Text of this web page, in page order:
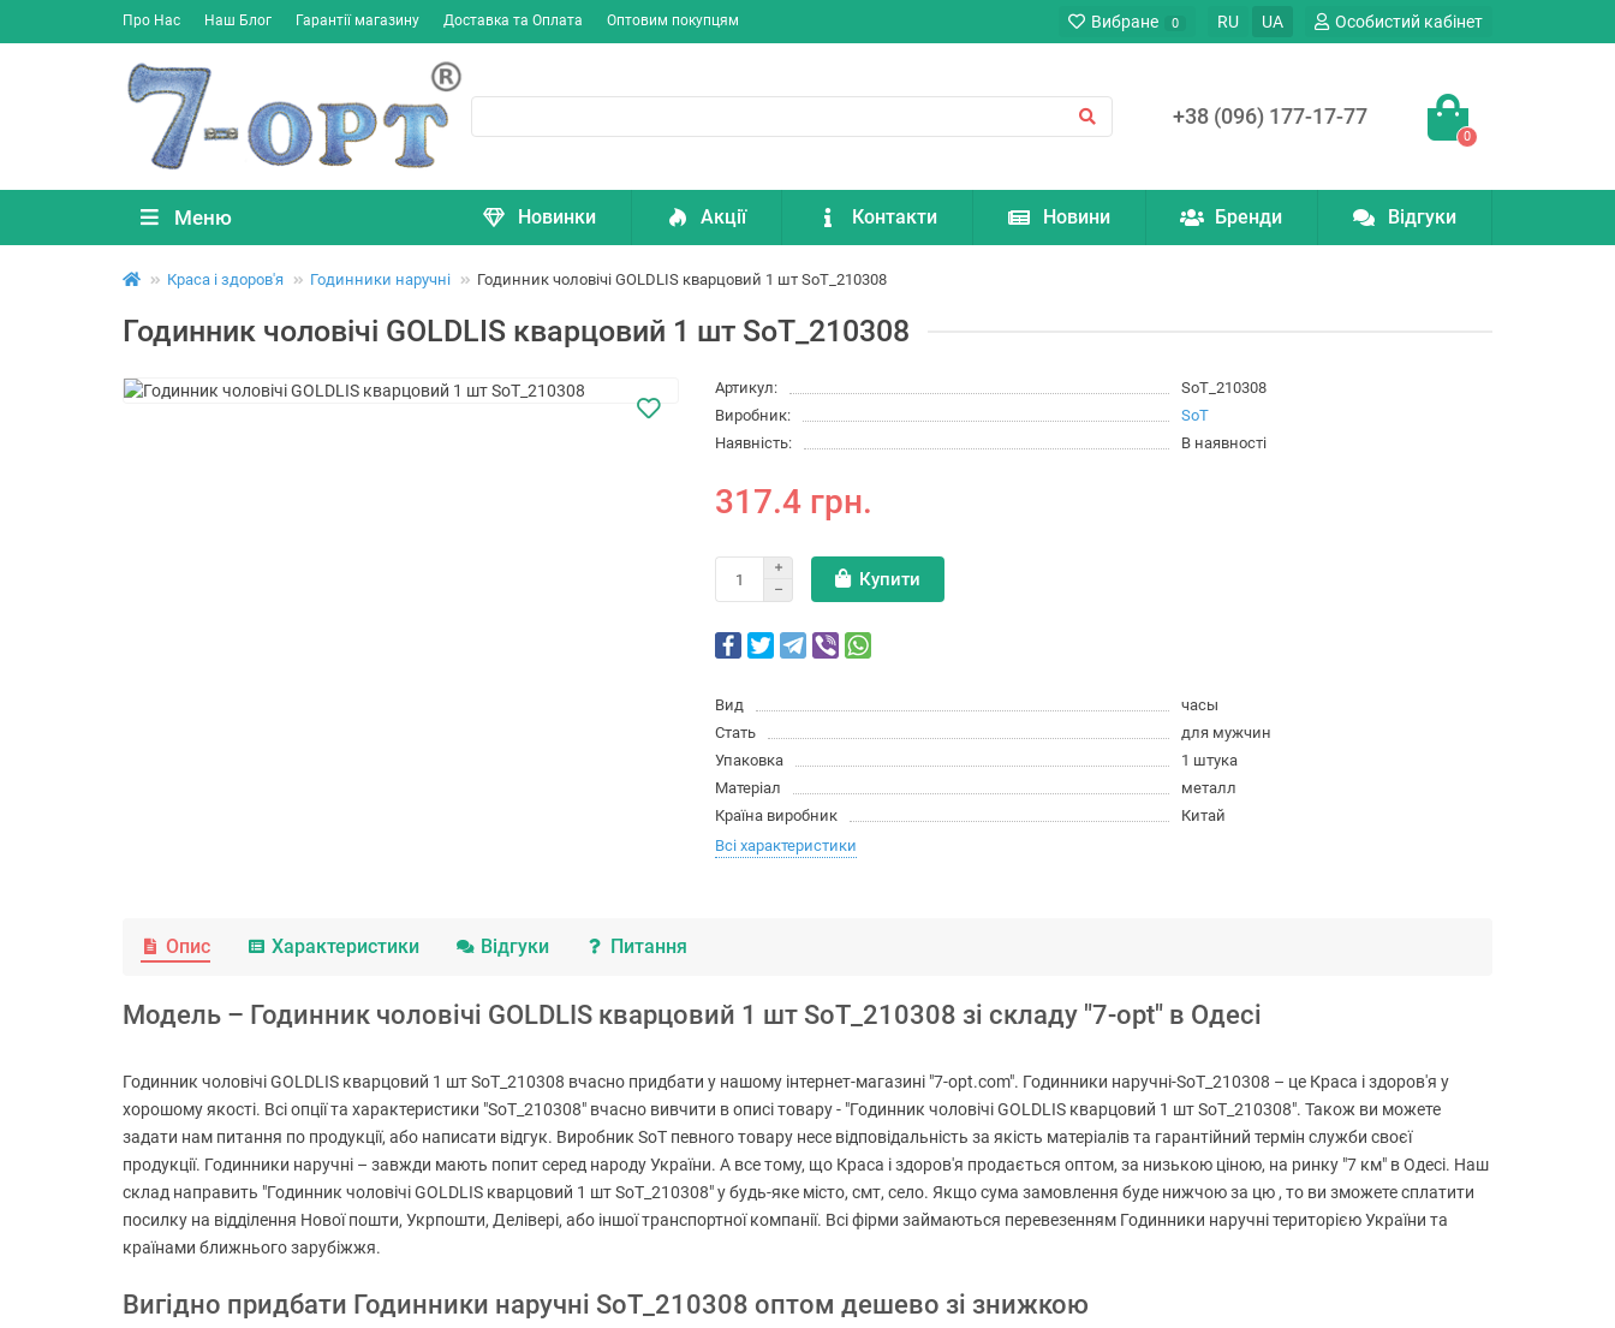
Про Нас Наш Блог Гарантії магазину Доставка та Оплата Оптовим покупцям Вибране 0 RU UA Особистий кабінет
+38 (096) 177-17-77
0
Меню Новинки Акції Контакти Новини Бренди Відгуки
Краса і здоров'я Годинники наручні Годинник чоловічі GOLDLIS кварцовий 1 шт SoT_210308
Годинник чоловічі GOLDLIS кварцовий 1 шт SoT_210308
Артикул:
SoT_210308
Виробник:
SoT
Наявність:
В наявності
317.4 грн.
Купити
Вид
часы
Стать
для мужчин
Упаковка
1 штука
Матеріал
металл
Країна виробник
Китай
Всі характеристики
Опис Характеристики Відгуки Питання
Модель – Годинник чоловічі GOLDLIS кварцовий 1 шт SoT_210308 зі складу "7-opt" в Одесі
Годинник чоловічі GOLDLIS кварцовий 1 шт SoT_210308 вчасно придбати у нашому інтернет-магазині "7-opt.com". Годинники наручні-SoT_210308 – це Краса і здоров'я у
хорошому якості. Всі опції та характеристики "SoT_210308" вчасно вивчити в описі товару - "Годинник чоловічі GOLDLIS кварцовий 1 шт SoT_210308". Також ви можете
задати нам питання по продукції, або написати відгук. Виробник SoT певного товару несе відповідальність за якість матеріалів та гарантійний термін служби своєї
продукції. Годинники наручні – завжди мають попит серед народу України. А все тому, що Краса і здоров'я продається оптом, за низькою ціною, на ринку "7 км" в Одесі. Наш
склад направить "Годинник чоловічі GOLDLIS кварцовий 1 шт SoT_210308" у будь-яке місто, смт, село. Якщо сума замовлення буде нижчою за цю , то ви зможете сплатити
посилку на відділення Нової пошти, Укрпошти, Делівері, або іншої транспортної компанії. Всі фірми займаються перевезенням Годинники наручні територією України та
країнами ближнього зарубіжжя.
Вигідно придбати Годинники наручні SoT_210308 оптом дешево зі знижкою